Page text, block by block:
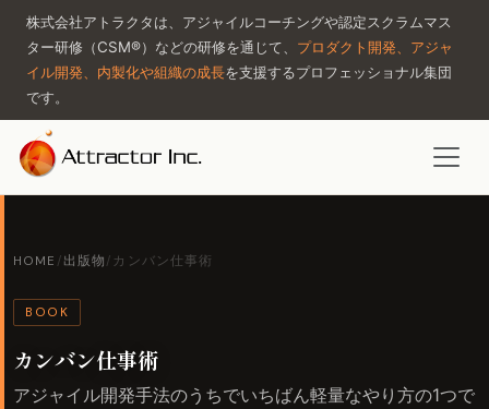
株式会社アトラクタは、アジャイルコーチングや認定スクラムマス
ター研修（CSM®）などの研修を通じて、 プロダクト開発、アジャ
イル開発、内製化や組織の成長を支援するプロフェッショナル集団
です。
HOME / 出版物 / カンバン仕事術
BOOK
カンバン仕事術
アジャイル開発手法のうちでいちばん軽量なやり方の1つで